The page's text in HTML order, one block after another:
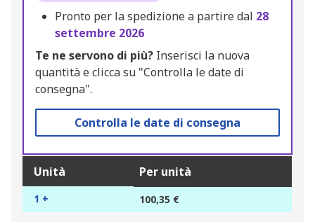
Pronto per la spedizione a partire dal 28
settembre 2026
Te ne servono di più? Inserisci la nuova
quantità e clicca su "Controlla le date di
consegna".
Controlla le date di consegna
Unità Per unità
1 + 100,35 €